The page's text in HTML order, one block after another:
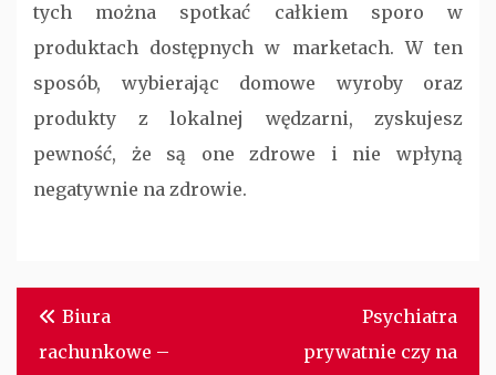
tych można spotkać całkiem sporo w
produktach dostępnych w marketach. W ten
sposób, wybierając domowe wyroby oraz
produkty z lokalnej wędzarni, zyskujesz
pewność, że są one zdrowe i nie wpłyną
negatywnie na zdrowie.
Nawigacja
wpisu
Biura
rachunkowe –
Psychiatra
prywatnie czy na